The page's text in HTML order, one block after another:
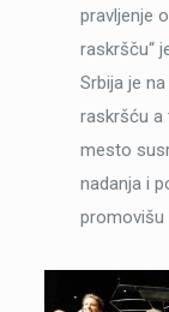
pravljenje
raskršču“
Srbija je
raskršću a
mesto
nadanja i
promovišu